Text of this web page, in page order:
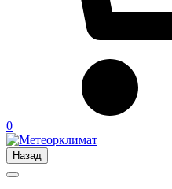
0
Назад